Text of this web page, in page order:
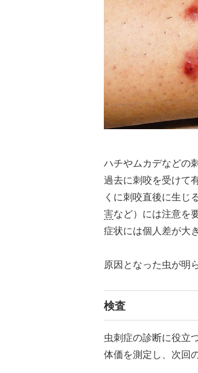
ハチやムカデなどの
過去に刺咬を受けて
くに刺咬直後に生じ
害など）には注意を
症状には個人差が大
原因となった虫が明
検査
虫刺症の診断に役立
体価を測定し、次回